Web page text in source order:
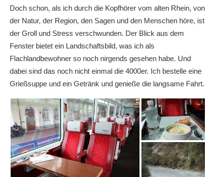
Doch schon, als ich durch die Kopfhörer vom alten Rhein, von
der Natur, der Region, den Sagen und den Menschen höre, ist
der Groll und Stress verschwunden. Der Blick aus dem
Fenster bietet ein Landschaftsbild, was ich als
Flachlandbewohner so noch nirgends gesehen habe. Und
dabei sind das noch nicht einmal die 4000er. Ich bestelle eine
Grießsuppe und ein Getränk und genieße die langsame Fahrt.